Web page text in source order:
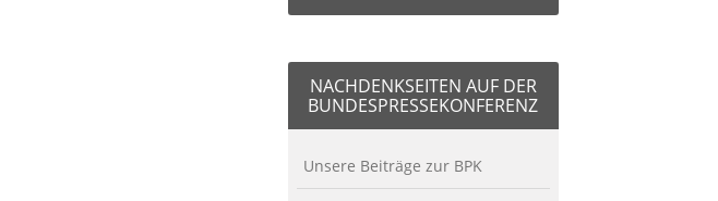
NACHDENKSEITEN AUF DER
BUNDESPRESSEKONFERENZ
Unsere Beiträge zur BPK